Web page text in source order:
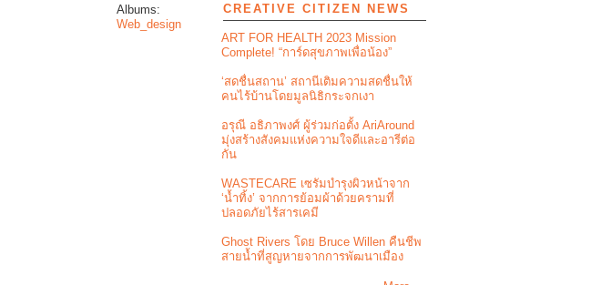
Albums:
Web_design
CREATIVE CITIZEN NEWS
ART FOR HEALTH 2023 Mission
Complete! “การ์ดสุขภาพเพื่อน้อง”
‘สดชื่นสถาน’ สถานีเติมความสดชื่นให้
คนไร้บ้านโดยมูลนิธิกระจกเงา
อรุณี อธิภาพงศ์ ผู้ร่วมก่อตั้ง AriAround
มุ่งสร้างสังคมแห่งความใจดีและอารีต่อ
กัน
WASTECARE เซรัมบำรุงผิวหน้าจาก
‘น้ำทิ้ง’ จากการย้อมผ้าด้วยครามที่
ปลอดภัยไร้สารเคมี
Ghost Rivers โดย Bruce Willen คืนชีพ
สายน้ำที่สูญหายจากการพัฒนาเมือง